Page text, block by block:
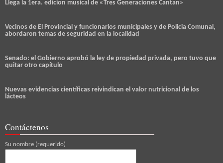
Llega la 1era. edicion musical de «Tres Generaciones Cantan»
Vecinos de El Provincial y funcionarios municipales y de Policia Comunal,
abordaron temas de seguridad en la localidad
Senado: el Gobierno aprobó la ley de propiedad privada, pero tuvo que
quitar otro capítulo
Nuevas evidencias científicas reivindican el valor nutricional de los
lácteos
Contáctenos
Su nombre (requerido)